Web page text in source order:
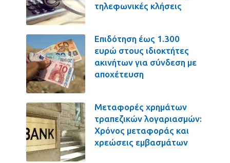
τηλεφωνικές κλήσεις
Επιδότηση έως 1.300
ευρώ στους ιδιοκτήτες
ακινήτων για σύνδεση με
αποχέτευση
Μεταφορές χρημάτων
τραπεζικών λογαριασμών:
Χρόνος μεταφοράς και
χρεώσεις εμβασμάτων